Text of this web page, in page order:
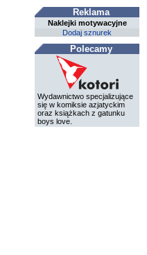
Reklama
Naklejki motywacyjne
Dodaj sznurek
Polecamy
Wydawnictwo specjalizujące
się w komiksie azjatyckim
oraz książkach z gatunku
boys love.